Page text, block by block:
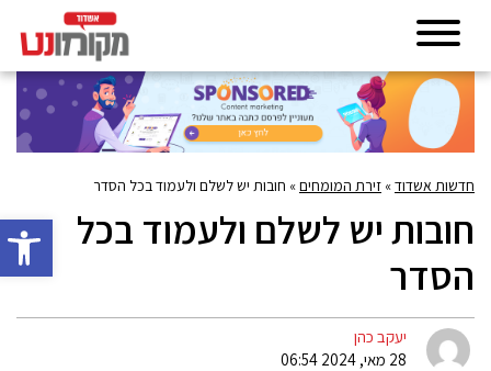
פתח
חדשות אשדוד» זירת המומחים» חובות יש לשלם ולעמוד בכל הסדר
חובות יש לשלם ולעמוד בכל
הסדר
יעקב כהן
28 מאי, 2024 06:54